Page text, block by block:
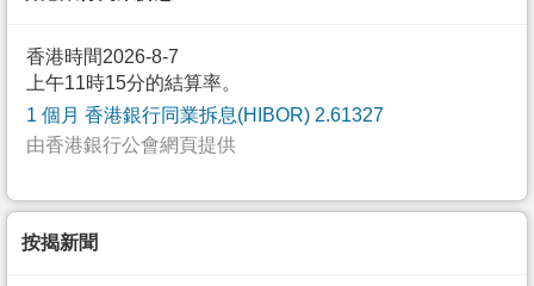
香港時間2026-8-7
上午11時15分的結算率。
1 個月 香港銀行同業拆息(HIBOR) 2.61327
由香港銀行公會網頁提供
按揭新聞